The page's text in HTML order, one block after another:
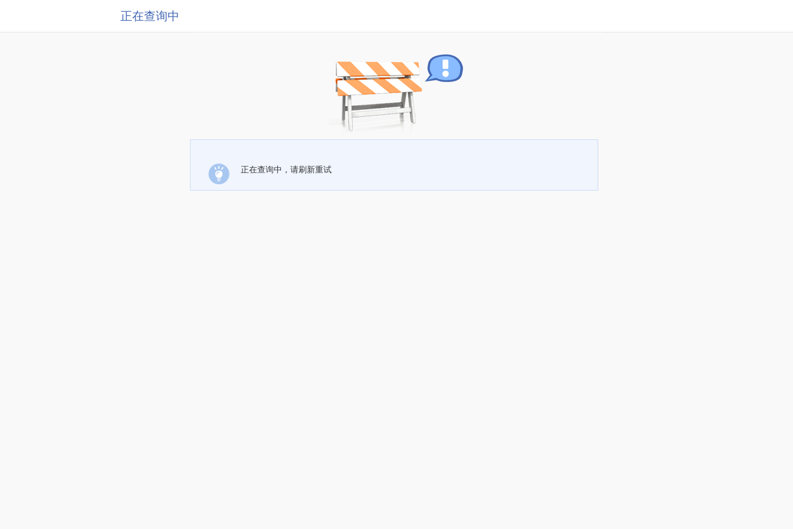
正在查询中
正在查询中，请刷新重试